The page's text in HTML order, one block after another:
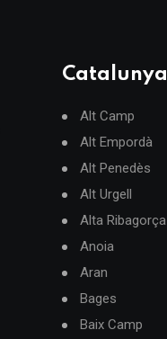
Catalunya
Alt Camp
Alt Empordà
Alt Penedès
Alt Urgell
Alta Ribagorça
Anoia
Aran
Bages
Baix Camp